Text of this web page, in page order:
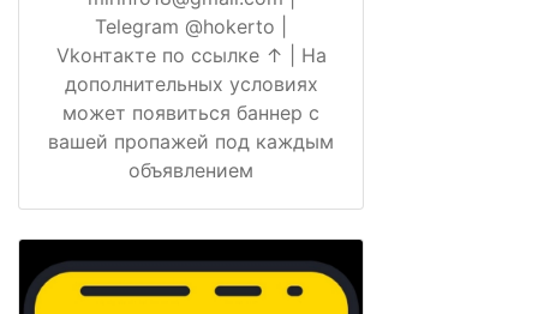
Telegram @hokerto |
Vkонтакте по ссылке ↑ | На
дополнительных условиях
может появиться баннер с
вашей пропажей под каждым
объявлением